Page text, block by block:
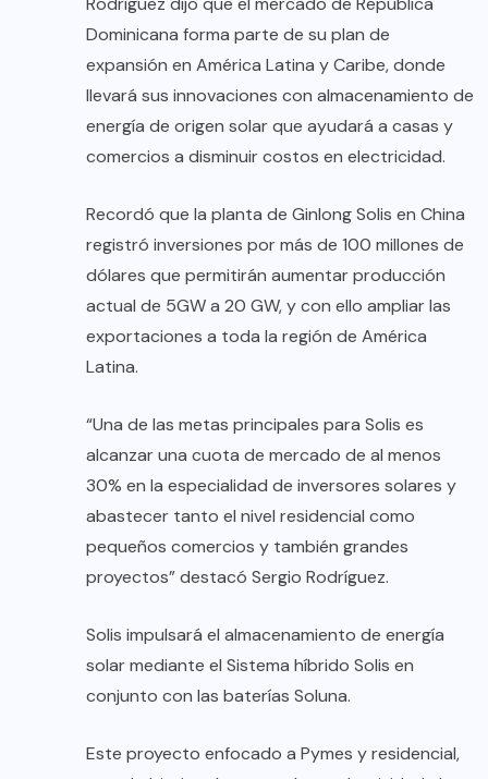
Dominicana forma parte de su plan de
expansión en América Latina y Caribe, donde
llevará sus innovaciones con almacenamiento de
energía de origen solar que ayudará a casas y
comercios a disminuir costos en electricidad.
Recordó que la planta de Ginlong Solis en China
registró inversiones por más de 100 millones de
dólares que permitirán aumentar producción
actual de 5GW a 20 GW, y con ello ampliar las
exportaciones a toda la región de América
Latina.
“Una de las metas principales para Solis es
alcanzar una cuota de mercado de al menos
30% en la especialidad de inversores solares y
abastecer tanto el nivel residencial como
pequeños comercios y también grandes
proyectos” destacó Sergio Rodríguez.
Solis impulsará el almacenamiento de energía
solar mediante el Sistema híbrido Solis en
conjunto con las baterías Soluna.
Este proyecto enfocado a Pymes y residencial,